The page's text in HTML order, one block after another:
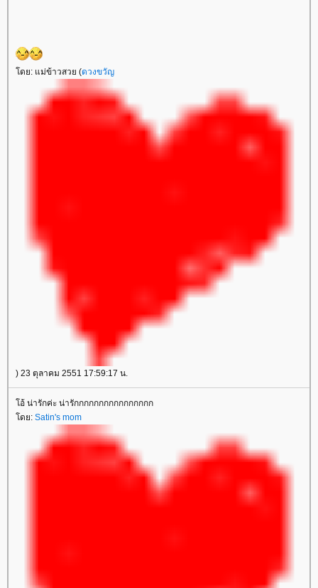
ดย: แม่ข้าวสวย (ดวงขวัญ
) 23 ตุลาคม 2551 17:59:17 น.
อ้ น่ารักค่ะ น่ารักกกกกกกกกกกกกกกก
ดย: Satin's mom